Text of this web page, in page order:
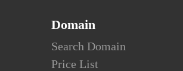
Domain
Search Domain
Price List